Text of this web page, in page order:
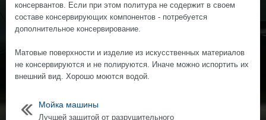
консервантов. Если при этом политура не содержит в своем
составе консервирующих компонентов - потребуется
дополнительное консервирование.
Матовые поверхности и изделие из искусственных материалов
не консервируются и не полируются. Иначе можно испортить их
внешний вид. Хорошо моются водой.
Мойка машины
Лучшей защитой от разрушительного